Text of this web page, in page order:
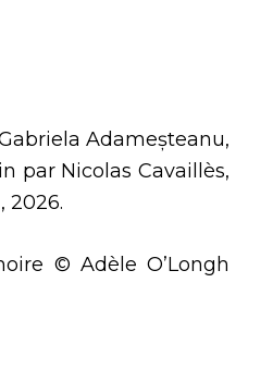
Adameșteanu,
par Nicolas Cavaillès,
2026.
© Adèle O’Longh